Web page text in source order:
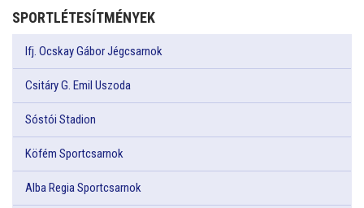
SPORTLÉTESÍTMÉNYEK
Ifj. Ocskay Gábor Jégcsarnok
Csitáry G. Emil Uszoda
Sóstói Stadion
Köfém Sportcsarnok
Alba Regia Sportcsarnok